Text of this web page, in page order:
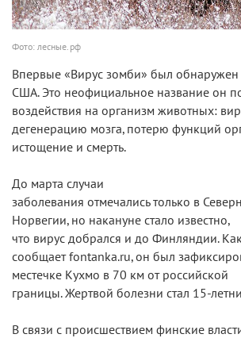
Фото: лесные.рф
Впервые «Вирус зомби» был обнаружен
США.Это неофициальное название он
воздействия на организм животных:
дегенерацию мозга, потерю функций
истощение и смерть.
До марта случаи
заболевания отмечалисьтолько в
Норвегии, но накануне стало известно,
что вирус добрался и до Финляндии.
сообщаетfontanka.ru,он был
местечке Кухмо в 70 км от российской
границы.Жертвой болезни стал 15-летн
В связи с происшествием финские